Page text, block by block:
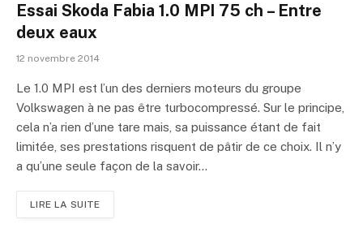
Essai Skoda Fabia 1.0 MPI 75 ch – Entre
deux eaux
12 novembre 2014
Le 1.0 MPI est l’un des derniers moteurs du groupe
Volkswagen à ne pas être turbocompressé. Sur le principe,
cela n’a rien d’une tare mais, sa puissance étant de fait
limitée, ses prestations risquent de pâtir de ce choix. Il n’y
a qu’une seule façon de la savoir…
LIRE LA SUITE